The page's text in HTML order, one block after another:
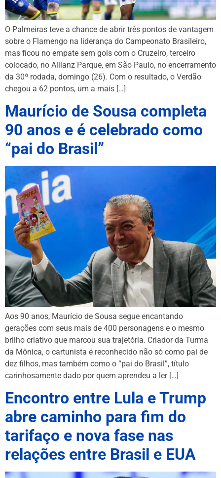
O Palmeiras teve a chance de abrir três pontos de vantagem
sobre o Flamengo na liderança do Campeonato Brasileiro,
mas ficou no empate sem gols com o Cruzeiro, terceiro
colocado, no Allianz Parque, em São Paulo, no encerramento
da 30ª rodada, domingo (26). Com o resultado, o Verdão
chegou a 62 pontos, um a mais […]
Maurício de Sousa completa
90 anos e é celebrado como
“pai do Brasil”
Aos 90 anos, Maurício de Sousa segue encantando
gerações com seus mais de 400 personagens e o mesmo
brilho criativo que marcou sua trajetória. Criador da Turma
da Mônica, o cartunista é reconhecido não só como pai de
dez filhos, mas também como o “pai do Brasil”, título
carinhosamente dado por quem aprendeu a ler […]
Encontro entre Lula e Trump
abre caminho para fim do
tarifaço e nova fase nas
relações entre Brasil e EUA